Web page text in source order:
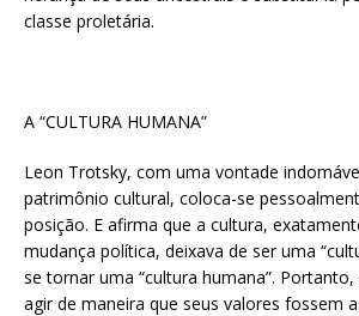
classe proletária.
A “CULTURA HUMANA”
Leon Trotsky, com uma vontade
patrimônio cultural, coloca-se
posição. E afirma que a cultura,
mudança política, deixava de ser uma
se tornar uma “cultura humana”.
agir de maneira que seus valores fossem